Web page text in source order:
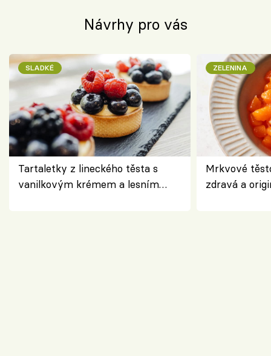
Návrhy pro vás
SLADKÉ
Tartaletky z lineckého těsta s
vanilkovým krémem a lesním
ZELENINA
Mrkvové
zdravá a